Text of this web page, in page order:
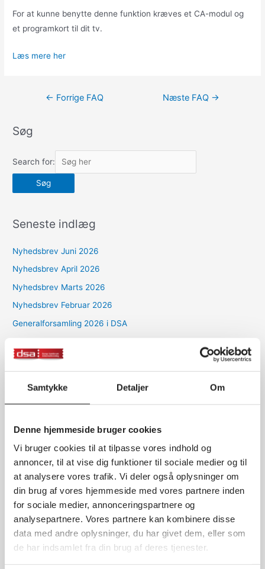
Samtykke Detaljer Om
Denne hjemmeside bruger cookies
Vi bruger cookies til at tilpasse vores indhold og
annoncer, til at vise dig funktioner til sociale medier og til
at analysere vores trafik. Vi deler også oplysninger om
din brug af vores hjemmeside med vores partnere inden
for sociale medier, annonceringspartnere og
analysepartnere. Vores partnere kan kombinere disse
data med andre oplysninger, du har givet dem, eller som
de har indsamlet fra din brug af deres tjenester.
For at kunne benytte denne funktion kræves et CA-modul og
et programkort til dit tv.
Læs mere her
Indlægsnavigation
← Forrige FAQ Næste FAQ →
Søg
Search for:
Seneste indlæg
Nyhedsbrev Juni 2026
Nyhedsbrev April 2026
Nyhedsbrev Marts 2026
Nyhedsbrev Februar 2026
Generalforsamling 2026 i DSA
Arkiver
juni 2026
april 2026
marts 2026
februar 2026
januar 2026
december 2025
oktober 2025
august 2025
maj 2025
april 2025